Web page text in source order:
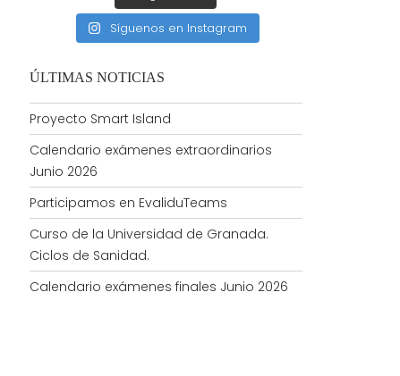
Síguenos en Instagram
ÚLTIMAS NOTICIAS
Proyecto Smart Island
Calendario exámenes extraordinarios
Junio 2026
Participamos en EvaliduTeams
Curso de la Universidad de Granada.
Ciclos de Sanidad.
Calendario exámenes finales Junio 2026